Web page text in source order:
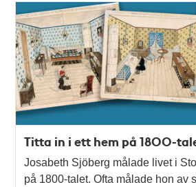
Titta in i ett hem på 1800-
Josabeth Sjöberg målade livet i
på 1800-talet. Ofta målade hon av